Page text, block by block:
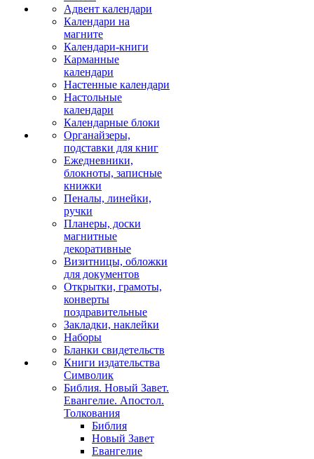
Адвент календари
Календари на
магните
Календари-книги
Карманные
календари
Настенные календари
Настольные
календари
Календарные блоки
Органайзеры,
подставки для книг
Ежедневники,
блокноты, записные
книжки
Пеналы, линейки,
ручки
Планеры, доски
магнитные
декоративные
Визитницы, обложки
для документов
Открытки, грамоты,
конверты
поздравительные
Закладки, наклейки
Наборы
Бланки свидетельств
Книги издательства
Символик
Библия. Новый Завет.
Евангелие. Апостол.
Толкования
Библия
Новый Завет
Евангелие